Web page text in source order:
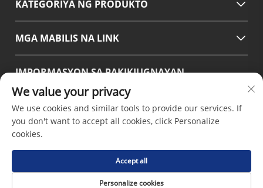
KATEGORIYA NG PRODUKTO
MGA MABILIS NA LINK
IMPORMASYON SA PAKIKIUGNAYAN
Office add : No.38 Huagang Road ,South Area of chengdu
Modern Industrial Port,Pixian Chengdu Sichuan China
Email:[email protected]
Tel:+86-18190826106
Copyright © 2026 ni Chengdu Hsinda Polymer Materials
We value your privacy
We use cookies and similar tools to provide our services. If
you don't want to accept all cookies, click Personalize
cookies.
Personalize cookies
Accept all